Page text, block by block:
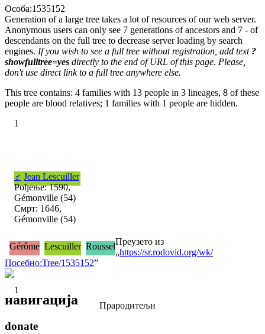
Особа:1535152
Generation of a large tree takes a lot of resources of our web server.
Anonymous users can only see 7 generations of ancestors and 7 - of
descendants on the full tree to decrease server loading by search
engines. If you wish to see a full tree without registration, add text ?
showfulltree=yes directly to the end of URL of this page. Please,
don't use direct link to a full tree anywhere else.
This tree contains: 4 families with 13 people in 3 lineages, 8 of these
people are blood relatives; 1 families with 1 people are hidden.
1
♂ Jean Lescuiller
Рођење: 1590,
Gémonville (54)
Смрт: 1646,
Gémonville (54)
1
Прародитељи
Gérôme Lescuiller RousselПреузето из
„https://sr.rodovid.org/wk/
Посебно:Tree/1535152”
навигација
donate